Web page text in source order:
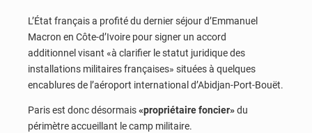
L’État français a profité du dernier séjour d’Emmanuel
Macron en Côte-d’Ivoire pour signer un accord
additionnel visant «à clarifier le statut juridique des
installations militaires françaises» situées à quelques
encablures de l’aéroport international d’Abidjan-Port-Bouët.
Paris est donc désormais«propriétaire foncier»du
périmètre accueillant le camp militaire.